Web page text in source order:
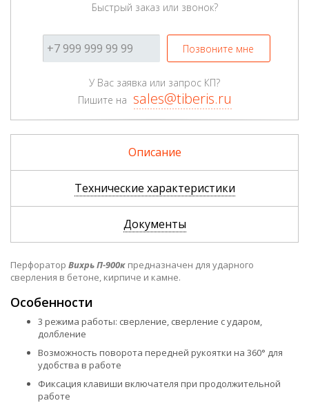
Быстрый заказ или звонок?
Позвоните мне
У Вас заявка или запрос КП?
Пишите на sales@tiberis.ru
Описание
Технические характеристики
Документы
Перфоратор Вихрь П-900к предназначен для ударного
сверления в бетоне, кирпиче и камне.
Особенности
3 режима работы: сверление, сверление с ударом,
долбление
Возможность поворота передней рукоятки на 360° для
удобства в работе
Фиксация клавиши включателя при продолжительной
работе